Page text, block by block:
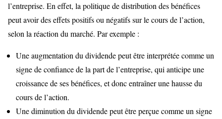
l’entreprise. En effet, la politique de distribution des bénéfices
peut avoir des effets positifs ou négatifs sur le cours de l’action,
selon la réaction du marché. Par exemple :
Une augmentation du dividende peut être interprétée comme un
signe de confiance de la part de l’entreprise, qui anticipe une
croissance de ses bénéfices, et donc entraîner une hausse du
cours de l’action.
Une diminution du dividende peut être perçue comme un signe